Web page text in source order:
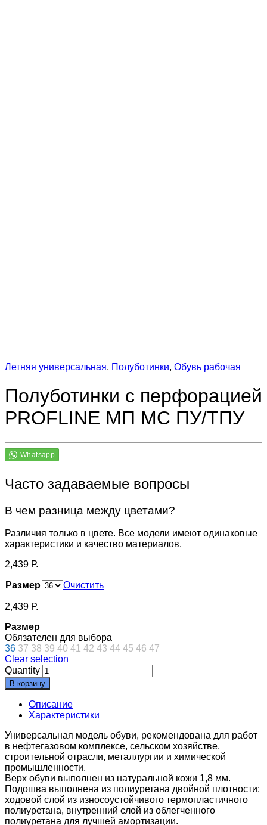
Летняя универсальная, Полуботинки, Обувь рабочая
Полуботинки с перфорацией
PROFLINE МП МС ПУ/ТПУ
Часто задаваемые вопросы
В чем разница между цветами?
Различия только в цвете. Все модели имеют одинаковые
характеристики и качество материалов.
2,439 Р.
Размер Очистить
2,439 Р.
Размер
Обязателен для выбора
36 37 38 39 40 41 42 43 44 45 46 47
Clear selection
Quantity
В корзину
Описание
Характеристики
Универсальная модель обуви, рекомендована для работ
в нефтегазовом комплексе, сельском хозяйстве,
строительной отрасли, металлургии и химической
промышленности.
Верх обуви выполнен из натуральной кожи 1,8 мм.
Подошва выполнена из полиуретана двойной плотности:
ходовой слой из износоустойчивого термопластичного
полиуретана, внутренний слой из облегченного
полиуретана для лучшей амортизации.